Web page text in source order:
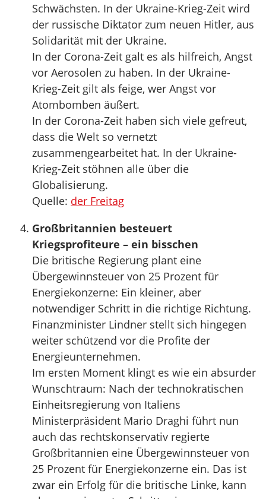
Schwächsten. In der Ukraine-Krieg-Zeit wird
der russische Diktator zum neuen Hitler, aus
Solidarität mit der Ukraine.
In der Corona-Zeit galt es als hilfreich, Angst
vor Aerosolen zu haben. In der Ukraine-
Krieg-Zeit gilt als feige, wer Angst vor
Atombomben äußert.
In der Corona-Zeit haben sich viele gefreut,
dass die Welt so vernetzt
zusammengearbeitet hat. In der Ukraine-
Krieg-Zeit stöhnen alle über die
Globalisierung.
Quelle: der Freitag
Großbritannien besteuert
Kriegsprofiteure – ein bisschen
Die britische Regierung plant eine
Übergewinnsteuer von 25 Prozent für
Energiekonzerne: Ein kleiner, aber
notwendiger Schritt in die richtige Richtung.
Finanzminister Lindner stellt sich hingegen
weiter schützend vor die Profite der
Energieunternehmen.
Im ersten Moment klingt es wie ein absurder
Wunschtraum: Nach der technokratischen
Einheitsregierung von Italiens
Ministerpräsident Mario Draghi führt nun
auch das rechtskonservativ regierte
Großbritannien eine Übergewinnsteuer von
25 Prozent für Energiekonzerne ein. Das ist
zwar ein Erfolg für die britische Linke, kann